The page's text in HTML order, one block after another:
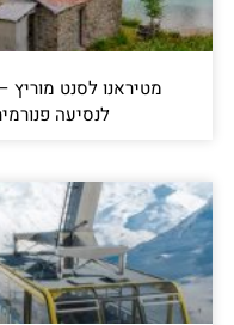
מטיראנו לסנט מוריץ
לנסיעה